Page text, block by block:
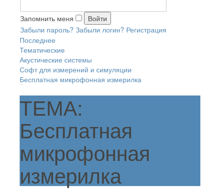
Запомнить меня
Забыли пароль? Забыли логин? Регистрация
Последнее
Тематические
Акустические системы
Софт для измерений и симуляции
Бесплатная микрофонная измерилка
ТЕМА:
Бесплатная
микрофонная
измерилка